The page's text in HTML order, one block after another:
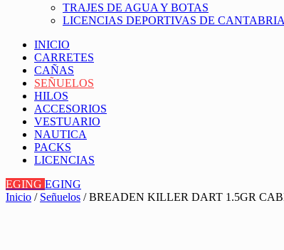
TRAJES DE AGUA Y BOTAS
LICENCIAS DEPORTIVAS DE CANTABRIA
INICIO
CARRETES
CAÑAS
SEÑUELOS
HILOS
ACCESORIOS
VESTUARIO
NAUTICA
PACKS
LICENCIAS
EGING EGING
Inicio / Señuelos / BREADEN KILLER DART 1.5GR